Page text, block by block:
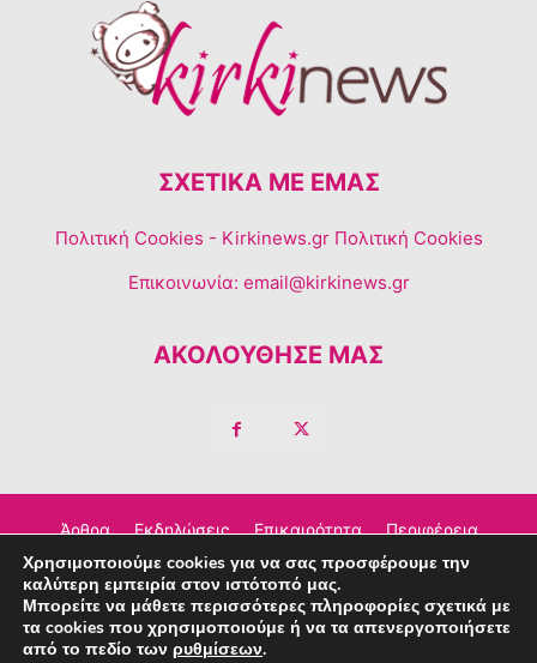
ΣΧΕΤΙΚΆ ΜΕ ΕΜΆΣ
Πολιτική Cookies - Kirkinews.gr Πολιτική Cookies
Επικοινωνία: email@kirkinews.gr
ΑΚΟΛΟΥΘΗΣΕ ΜΑΣ
Άρθρα Εκδηλώσεις Επικαιρότητα Περιφέρεια
Σχόλια Τέχνη – Πολιτισμός Διαφημιστείτε
Επικοινωνία
Χρησιμοποιούμε cookies για να σας προσφέρουμε την
καλύτερη εμπειρία στον ιστότοπό μας.
Μπορείτε να μάθετε περισσότερες πληροφορίες σχετικά με
τα cookies που χρησιμοποιούμε ή να τα απενεργοποιήσετε
από το πεδίο των ρυθμίσεων.